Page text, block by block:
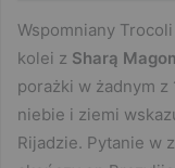
Wspomniany
kolei z Sharą
porażki w żadnym
niebie i ziemi
Rijadzie. Pytanie w